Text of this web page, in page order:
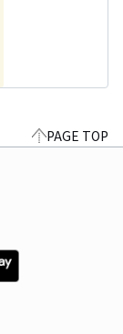
PAGE TOP